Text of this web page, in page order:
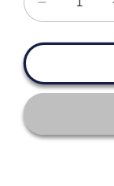
Зменшити
кількість
для
Gel-
Sonoma
50